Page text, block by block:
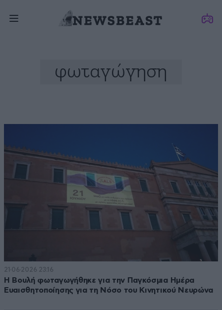
φωταγώγηση
21·06·2026 23:16
Η Βουλή φωταγωγήθηκε για την Παγκόσμια Ημέρα
Ευαισθητοποίησης για τη Νόσο του Κινητικού Νευρώνα